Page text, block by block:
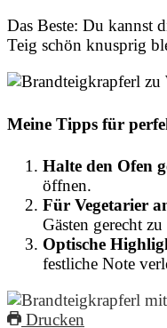
Das Beste: Du kannst
Teig schön knusprig
Meine Tipps für
Halte den Ofen
öffnen.
Für Vegetarier
Gästen gerecht
Optische
festliche Note
Drucken